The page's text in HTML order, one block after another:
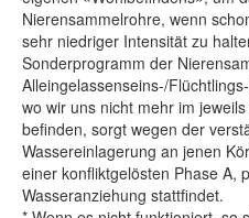
Nierensammelrohre, wenn
sehr niedriger Intensität zu
Sonderprogramm der
Alleingelassenseins-/
wo wir uns nicht mehr im
befinden, sorgt wegen der
Wassereinlagerung an jenen
einer konfliktgelösten Phase A,
Wasseranziehung stattfindet.